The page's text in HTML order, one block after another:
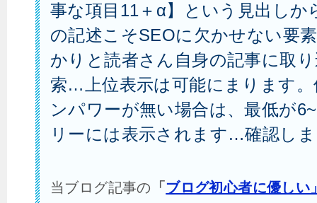
事な項目11＋α】という見出しか
の記述こそSEOに欠かせない要
かりと読者さん自身の記事に取
索…上位表示は可能にまります
ンパワーが無い場合は、最低が
リーには表示されます…確認し
当ブログ記事の 「 ブログ初心者に優しい